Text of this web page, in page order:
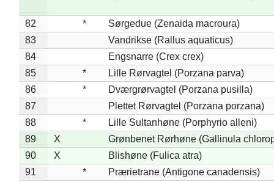
82 *
Sørgedue (Zenaida macroura)
83
Vandrikse (Rallus aquaticus)
84
Engsnarre (Crex crex)
85
*
Lille Rørvagtel (Porzana parva)
86
*
Dværgrørvagtel (Porzana pusilla)
87
Plettet Rørvagtel (Porzana porzana)
88
*
Lille Sultanhøne (Porphyrio alleni)
89
X
Grønbenet Rørhøne (Gallinula
90
X
Blishøne (Fulica atra)
91
*
Prærietrane (Antigone canadensis)